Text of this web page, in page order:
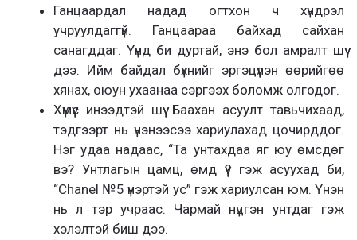
Ганцаардал надад огтхон ч хүндрэл
учруулдаггүй. Ганцаараа байхад сайхан
санагддаг. Үүнд би дуртай, энэ бол амралт шүү
дээ. Ийм байдал бүхнийг эргэцүүлэн өөрийгөө
хянах, оюун ухаанаа сэргээх боломж олгодог.
Хүмүүс инээдтэй шүү. Баахан асуулт тавьчихаад,
тэдгээрт нь үнэнээсээ хариулахад цочирддог.
Нэг удаа надаас, “Та унтахдаа яг юу өмсдөг
вэ? Унтлагын цамц, өмд үү? гэж асуухад би,
“Chanel №5 үнэртэй ус” гэж хариулсан юм. Үнэн
нь л тэр учраас. Чармай нүцгэн унтдаг гэж
хэлэлтэй биш дээ.